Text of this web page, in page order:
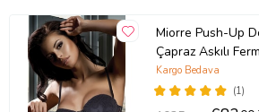
Miorre Push-Up
Çapraz Askılı
(Siyah)
(1)
Kargo Bedava